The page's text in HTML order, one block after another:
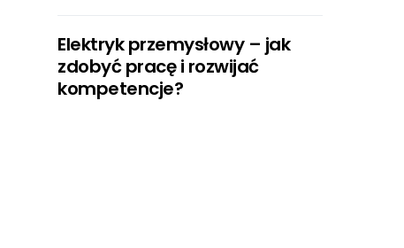
Elektryk przemysłowy – jak
zdobyć pracę i rozwijać
kompetencje?